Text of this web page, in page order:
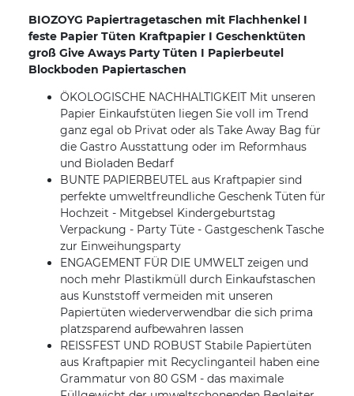
BIOZOYG Papiertragetaschen mit Flachhenkel I
feste Papier Tüten Kraftpapier I Geschenktüten
groß Give Aways Party Tüten I Papierbeutel
Blockboden Papiertaschen
ÖKOLOGISCHE NACHHALTIGKEIT Mit unseren
Papier Einkaufstüten liegen Sie voll im Trend
ganz egal ob Privat oder als Take Away Bag für
die Gastro Ausstattung oder im Reformhaus
und Bioladen Bedarf
BUNTE PAPIERBEUTEL aus Kraftpapier sind
perfekte umweltfreundliche Geschenk Tüten für
Hochzeit - Mitgebsel Kindergeburtstag
Verpackung - Party Tüte - Gastgeschenk Tasche
zur Einweihungsparty
ENGAGEMENT FÜR DIE UMWELT zeigen und
noch mehr Plastikmüll durch Einkaufstaschen
aus Kunststoff vermeiden mit unseren
Papiertüten wiederverwendbar die sich prima
platzsparend aufbewahren lassen
REISSFEST UND ROBUST Stabile Papiertüten
aus Kraftpapier mit Recyclinganteil haben eine
Grammatur von 80 GSM - das maximale